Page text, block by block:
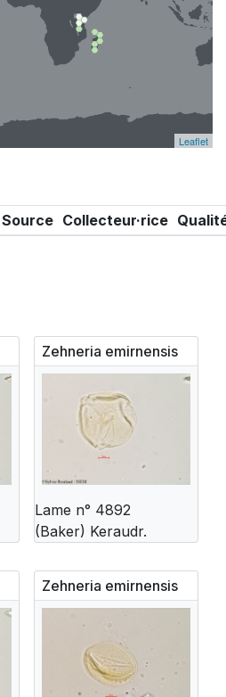
Leaflet
Source Collecteur·rice
Zehneria emirnensis
Lame n° 4892
(Baker) Keraudr.
Zehneria emirnensis